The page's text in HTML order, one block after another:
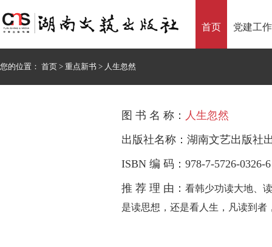
首页 党建工作
您的位置： 首页 > 重点新书 > 人生忽然
图 书 名 称： 人生忽然
出版社名称：湖南文艺出版社
ISBN 编 码：978-7-5726-0326-6
推 荐 理 由： 看韩少功读大地、
是读思想，还是看人生，凡读到